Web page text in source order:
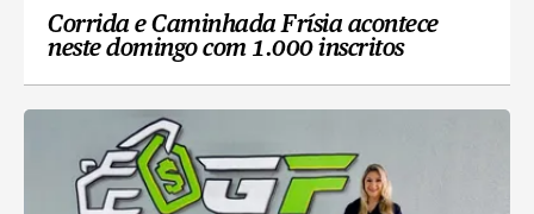
Corrida e Caminhada Frísia acontece
neste domingo com 1.000 inscritos